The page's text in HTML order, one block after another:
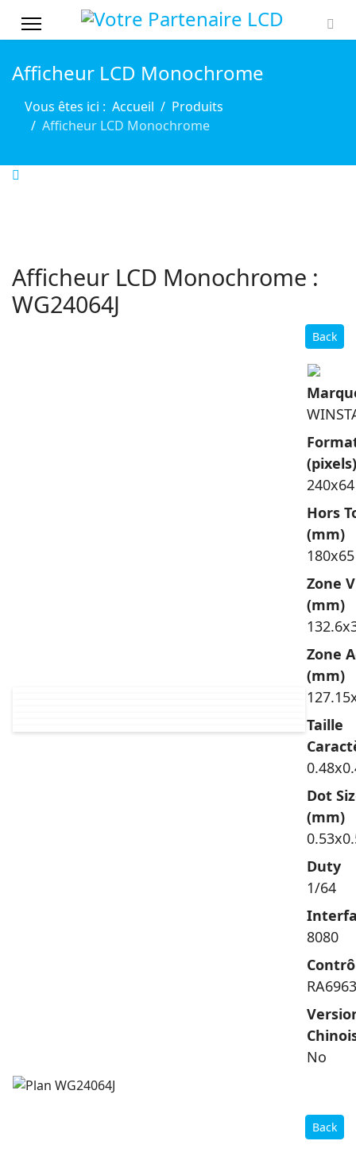
Afficheur LCD Monochrome
Vous êtes ici : Accueil
Produits
Afficheur LCD Monochrome
Afficheur LCD Monochrome :
WG24064J
Back
(pixels)
240x64
Hors
(mm)
180x65
Zone
(mm)
Zone
(mm)
Taille
Dot
(mm)
Duty
1/64
8080
RA6963
No
Back